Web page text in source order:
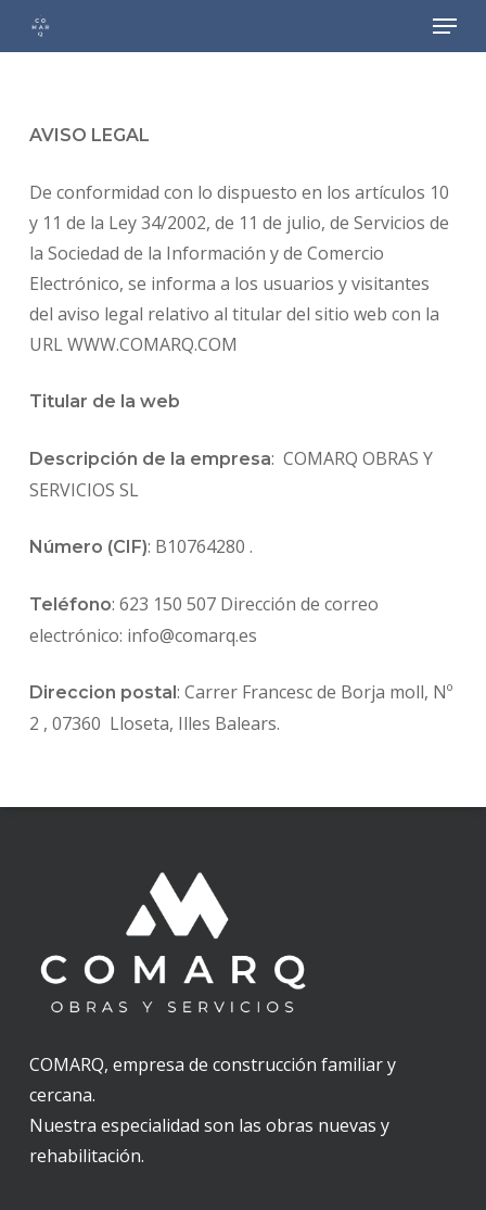
Menu
AVISO LEGAL
De conformidad con lo dispuesto en los artículos 10
y 11 de la Ley 34/2002, de 11 de julio, de Servicios de
la Sociedad de la Información y de Comercio
Electrónico, se informa a los usuarios y visitantes
del aviso legal relativo al titular del sitio web con la
URL WWW.COMARQ.COM
Titular de la web
Descripción de la empresa: COMARQ OBRAS Y
SERVICIOS SL
Número (CIF): B10764280 .
Teléfono: 623 150 507 Dirección de correo
electrónico: info@comarq.es
Direccion postal : Carrer Francesc de Borja moll, Nº
2 , 07360 Lloseta, Illes Balears.
COMARQ, empresa de construcción familiar y
cercana.
Nuestra especialidad son las obras nuevas y
rehabilitación.